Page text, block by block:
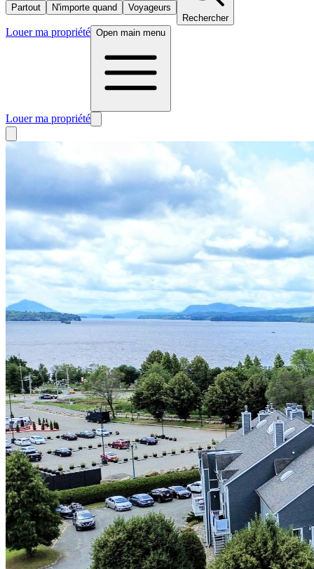
Partout N'importe quand
Voyageurs
Rechercher
Louer ma propriété Open main menu
Louer ma propriété